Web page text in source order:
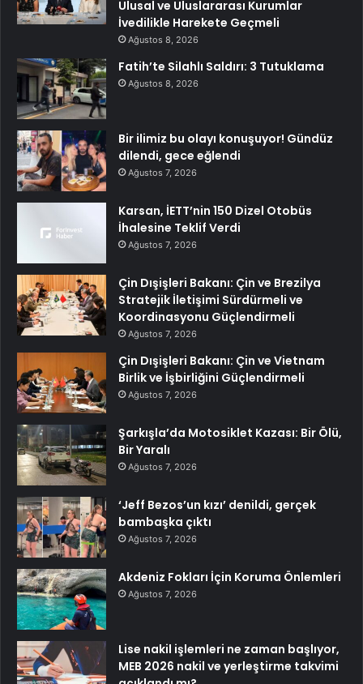
Ulusal ve Uluslararası Kurumlar
İvedilikle Harekete Geçmeli
Ağustos 8, 2026
Fatih’te Silahlı Saldırı: 3 Tutuklama
Ağustos 8, 2026
Bir ilimiz bu olayı konuşuyor! Gündüz
dilendi, gece eğlendi
Ağustos 7, 2026
Karsan, İETT’nin 150 Dizel Otobüs
İhalesine Teklif Verdi
Ağustos 7, 2026
Çin Dışişleri Bakanı: Çin ve Brezilya
Stratejik İletişimi Sürdürmeli ve
Koordinasyonu Güçlendirmeli
Ağustos 7, 2026
Çin Dışişleri Bakanı: Çin ve Vietnam
Birlik ve İşbirliğini Güçlendirmeli
Ağustos 7, 2026
Şarkışla’da Motosiklet Kazası: Bir Ölü,
Bir Yaralı
Ağustos 7, 2026
‘Jeff Bezos’un kızı’ denildi, gerçek
bambaşka çıktı
Ağustos 7, 2026
Akdeniz Fokları İçin Koruma Önlemleri
Ağustos 7, 2026
Lise nakil işlemleri ne zaman başlıyor,
MEB 2026 nakil ve yerleştirme takvimi